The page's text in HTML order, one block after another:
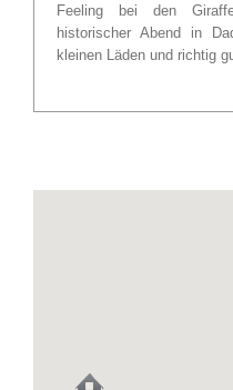
Feeling bei den
historischer Abend in
kleinen Läden und richtig